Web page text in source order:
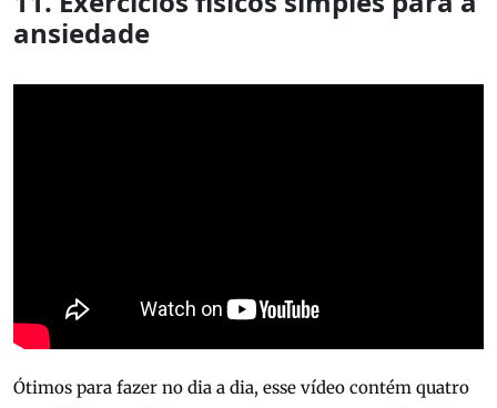
ansiedade
Ótimos para fazer no dia a dia, esse vídeo contém quatro